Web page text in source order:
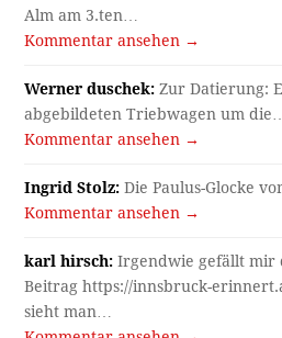
Alm am 3.ten…
Kommentar ansehen →
Werner duschek: Zur Datierung:
abgebildeten Triebwagen um die…
Kommentar ansehen →
Ingrid Stolz: Die Paulus-Glocke
Kommentar ansehen →
karl hirsch: Irgendwie gefällt mir
Beitrag https://innsbruck-
sieht man…